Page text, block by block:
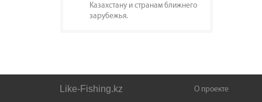
Казахстану и странам ближнего
зарубежья.
Like-Fishing.kz О проекте